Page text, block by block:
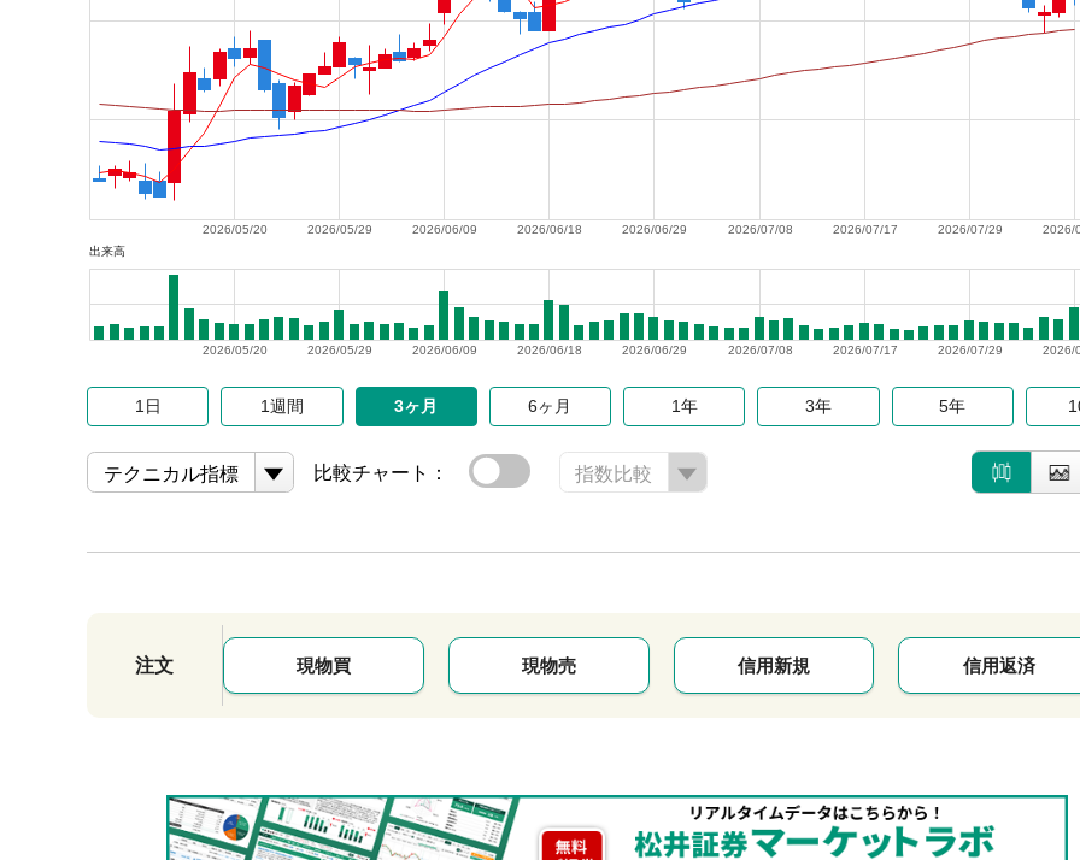
2026/
2026/07/29
2026/07/17
2026/07/08
2026/06/29
2026/06/18
2026/06/09
2026/05/29
2026/05/20
出来高
2026/
2026/07/29
2026/07/17
2026/07/08
2026/06/29
2026/06/18
2026/06/09
2026/05/29
2026/05/20
1日 1週間 3ヶ月 6ヶ月 1年 3年 5年
テクニカル指標 比較チャート： 指数比較
注文 現物買 現物売 信用新規 信用返済